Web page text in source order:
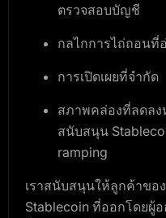
ตรวจสอบบัญชี
กลไกการไถ่ถอน
การเปิดเผยที่จำกัด
สภาพคล่องที่ลดลง
สนับสนุน
ramping
เราสนับสนุนให้ลูกค้าขอ
Stablecoin ที่ออกโดยผู้